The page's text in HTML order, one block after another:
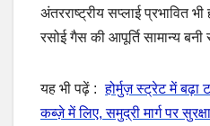
अंतरराष्ट्रीय सप्लाई प्रभावित
रसोई गैस की आपूर्ति सामान्य बनी
यह भी पढ़ें : होर्मुज़ स्ट्रेट में बढ़ा
कब्ज़े में लिए, समुद्री मार्ग पर